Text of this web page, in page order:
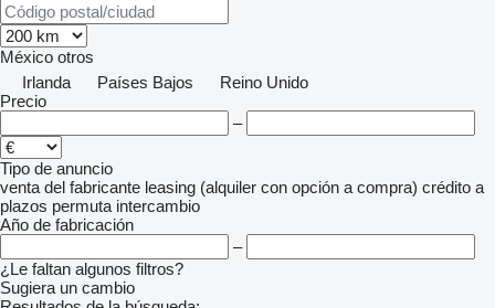
México otros
Irlanda
Países Bajos
Reino Unido
Precio
–
Tipo de anuncio
venta del fabricante leasing (alquiler con opción a compra) crédito a
plazos permuta intercambio
Año de fabricación
–
¿Le faltan algunos filtros?
Sugiera un cambio